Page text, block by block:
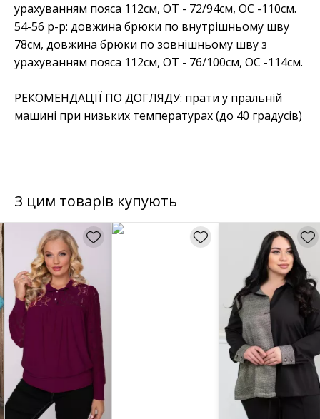
урахуванням пояса 112см, ОТ - 72/94см, OC -110см.
54-56 р-р: довжина брюки по внутрішньому шву
78см, довжина брюки по зовнішньому шву з
урахуванням пояса 112см, ОТ - 76/100см, OC -114см.
РЕКОМЕНДАЦІЇ ПО ДОГЛЯДУ: прати у пральній
машині при низьких температурах (до 40 градусів)
З цим товарів купують